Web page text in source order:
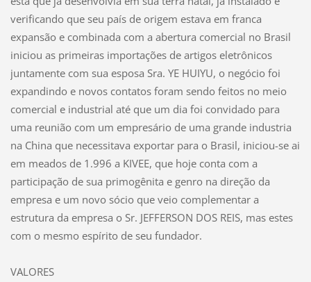
verificando que seu país de origem estava em franca
expansão e combinada com a abertura comercial no Brasil
iniciou as primeiras importações de artigos eletrônicos
juntamente com sua esposa Sra. YE HUIYU, o negócio foi
expandindo e novos contatos foram sendo feitos no meio
comercial e industrial até que um dia foi convidado para
uma reunião com um empresário de uma grande industria
na China que necessitava exportar para o Brasil, iniciou-se ai
em meados de 1.996 a KIVEE, que hoje conta com a
participação de sua primogênita e genro na direção da
empresa e um novo sócio que veio complementar a
estrutura da empresa o Sr. JEFFERSON DOS REIS, mas estes
com o mesmo espírito de seu fundador.
VALORES